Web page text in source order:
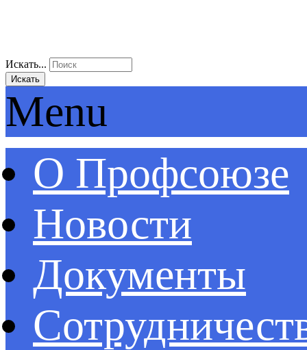
Искать...
Искать
Menu
О Профсоюзе
Новости
Документы